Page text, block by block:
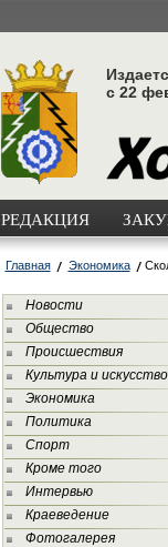
с 22
РЕДАКЦИЯ
Главная Экономика
Новости
Общество
Происшествия
Культура и искусство
Экономика
Политика
Спорт
Кроме того
Интервью
Краеведение
Фотогалерея